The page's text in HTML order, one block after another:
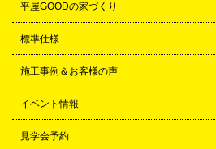
平屋GOODの家づくり
標準仕様
施工事例＆お客様の声
イベント情報
見学会予約